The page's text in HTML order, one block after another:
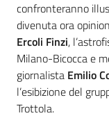
confronteranno
divenuta ora
Ercoli Finzi,
Milano-Bicocca e
giornalista Emilio
l’esibizione del
Trottola.